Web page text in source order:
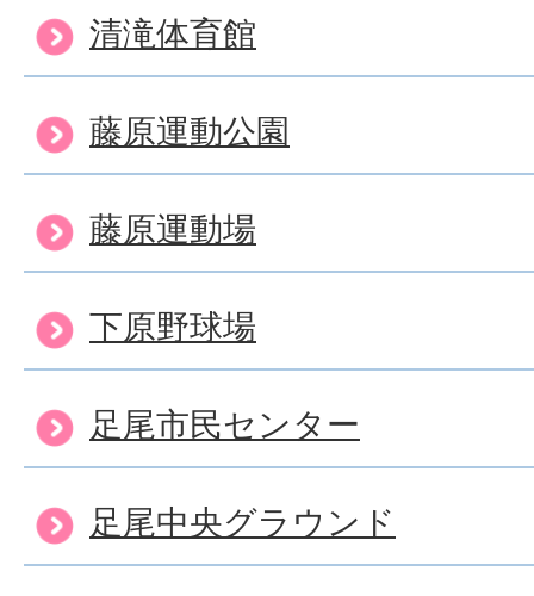
清滝体育館
藤原運動公園
藤原運動場
下原野球場
足尾市民センター
足尾中央グラウンド